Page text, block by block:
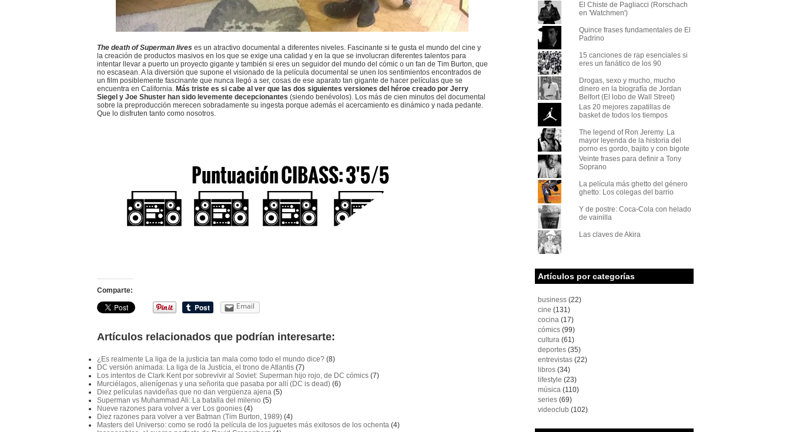
The death of Superman lives es un atractivo documental a diferentes niveles. Fascinante si te gusta el mundo del cine y
la creación de productos masivos en los que se exige una calidad y en la que se involucran diferentes talentos para
intentar llevar a puerto un proyecto gigante y también si eres un seguidor del mundo del cómic o un fan de Tim Burton, que
no escasean. A la diversión que supone el visionado de la película documental se unen los sentimientos encontrados de
un film posiblemente fascinante que nunca llegó a ser, cosas de ese aparato tan gigante de hacer películas que se
encuentra en California. Más triste es si cabe al ver que las dos siguientes versiones del héroe creado por Jerry
Siegel y Joe Shuster han sido levemente decepcionantes (siendo benévolos). Los más de cien minutos del documental
sobre la preproducción merecen sobradamente su ingesta porque además el acercamiento es dinámico y nada pedante.
Que lo disfruten tanto como nosotros.
Comparte:
Email
Artículos relacionados que podrían interesarte:
¿Es realmente La liga de la justicia tan mala como todo el mundo dice?(8)
DC versión animada: La liga de la Justicia, el trono de Atlantis(7)
Los intentos de Clark Kent por sobrevivir al Soviet: Superman hijo rojo, de DC cómics(7)
Murciélagos, alienígenas y una señorita que pasaba por allí (DC is dead)(6)
Diez películas navideñas que no dan vergüenza ajena(5)
Superman vs Muhammad Ali: La batalla del milenio (5)
Nueve razones para volver a ver Los goonies(4)
Diez razones para volver a ver Batman (Tim Burton, 1989)(4)
Masters del Universo: como se rodó la película de los juguetes más exitosos de los ochenta(4)
El Chiste de Pagliacci (Rorschach
en 'Watchmen')
Quince frases fundamentales de El
Padrino
15 canciones de rap esenciales si
eres un fanático de los 90
Drogas, sexo y mucho, mucho
dinero en la biografía de Jordan
Belfort (El lobo de Wall Street)
Las 20 mejores zapatillas de
basket de todos los tiempos
The legend of Ron Jeremy. La
mayor leyenda de la historia del
porno es gordo, bajito y con bigote
Veinte frases para definir a Tony
Soprano
La película más ghetto del género
ghetto: Los colegas del barrio
Y de postre: Coca-Cola con helado
de vainilla
Las claves de Akira
Artículos por categorías
business(22)
cine (131)
cocina(17)
cómics(99)
cultura(61)
deportes(35)
entrevistas(22)
libros(34)
lifestyle (23)
música(110)
series(69)
videoclub (102)